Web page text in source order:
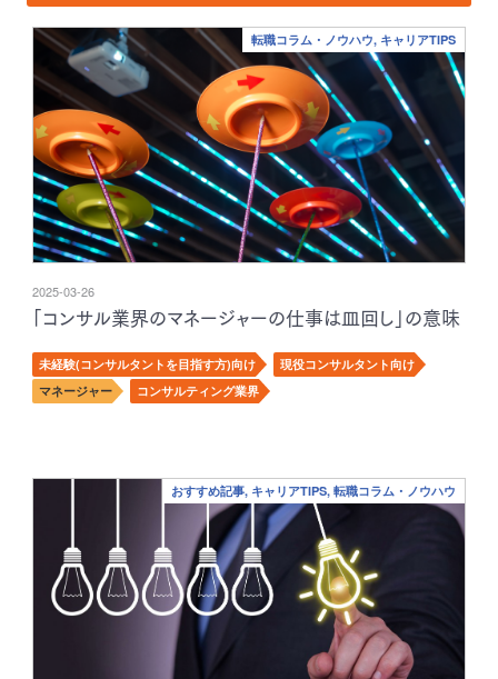
転職コラム・ノウハウ, キャリアTIPS
2025-03-26
「コンサル業界のマネージャーの仕事は皿回し」の意味
未経験(コンサルタントを目指す方)向け
現役コンサルタント向け
マネージャー
コンサルティング業界
おすすめ記事, キャリアTIPS, 転職コラム・ノウハウ